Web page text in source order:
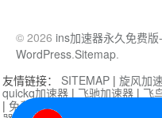
© 2026 ins加速器永久免费
WordPress.Sitemap.
友情链接： SITEMAP | 旋风加
quickq加速器 | 飞驰加速器 | 飞
| 免费vqn加速外网